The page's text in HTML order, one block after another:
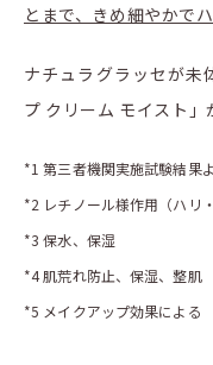
とまで、きめ細やかで
ナチュラグラッセが未
プ クリーム モイスト」
*1 第三者機関実施試験結果
*2 レチノール様作用（ハリ
*3 保水、保湿
*4 肌荒れ防止、保湿、整肌
*5 メイクアップ効果による